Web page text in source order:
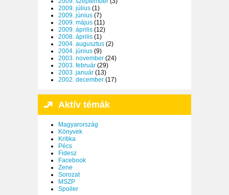
2009. július (1)
2009. június (7)
2009. május (11)
2009. április (12)
2008. április (1)
2004. augusztus (2)
2004. június (9)
2003. november (24)
2003. február (29)
2003. január (13)
2002. december (17)
Aktív témák
Magyarország
Könyvek
Kritika
Pécs
Fidesz
Facebook
Zene
Sorozat
MSZP
Spoiler